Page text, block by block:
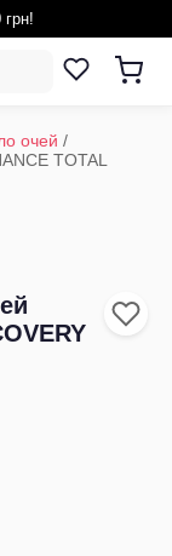
грн!
очей /
TOTAL